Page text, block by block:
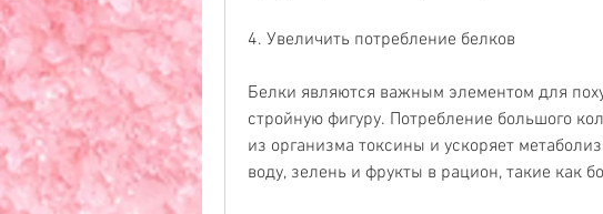
4. Увеличить потребление белков
Белки являются важным элементом для
стройную фигуру. Потребление большого
из организма токсины и ускоряет
воду, зелень и фрукты в рацион, такие как